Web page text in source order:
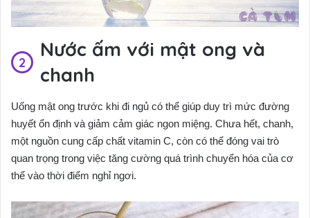
Nước ấm với mật ong và
chanh
Uống mật ong trước khi đi ngủ có thể giúp duy trì mức đường
huyết ổn định và giảm cảm giác ngon miệng. Chưa hết, chanh,
một nguồn cung cấp chất vitamin C, còn có thể đóng vai trò
quan trọng trong việc tăng cường quá trình chuyển hóa của cơ
thể vào thời điểm nghỉ ngơi.